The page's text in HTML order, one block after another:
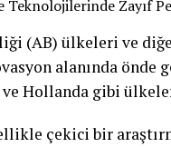
Teknolojilerinde Zayıf
(AB) ülkeleri ve
alanında önde
Hollanda gibi
çekici bir